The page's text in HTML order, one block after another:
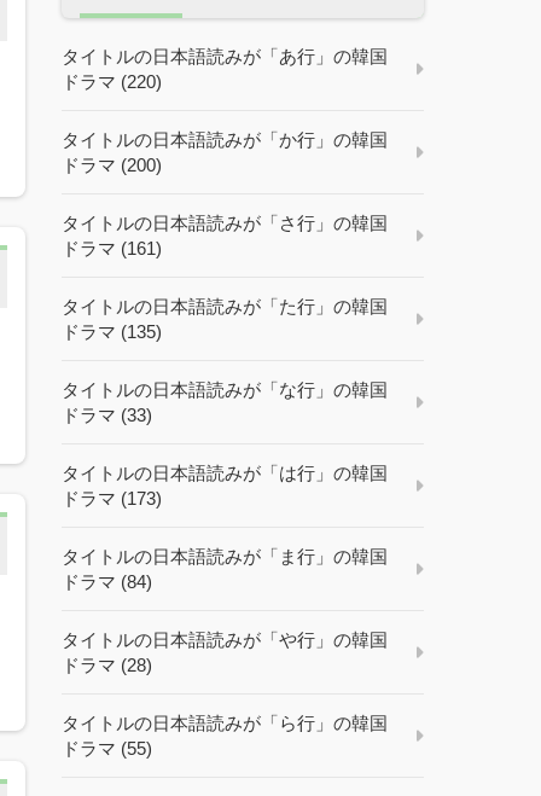
タイトルの日本語読みが「あ行」の韓国
ドラマ (220)
タイトルの日本語読みが「か行」の韓国
ドラマ (200)
タイトルの日本語読みが「さ行」の韓国
ドラマ (161)
タイトルの日本語読みが「た行」の韓国
ドラマ (135)
タイトルの日本語読みが「な行」の韓国
ドラマ (33)
タイトルの日本語読みが「は行」の韓国
ドラマ (173)
タイトルの日本語読みが「ま行」の韓国
ドラマ (84)
タイトルの日本語読みが「や行」の韓国
ドラマ (28)
タイトルの日本語読みが「ら行」の韓国
ドラマ (55)